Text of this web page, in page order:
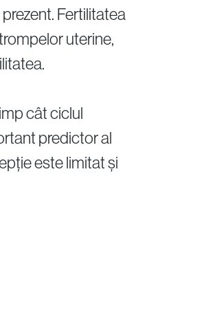
Fertilitatea
uterine,
cât ciclul
predictor al
este limitat și